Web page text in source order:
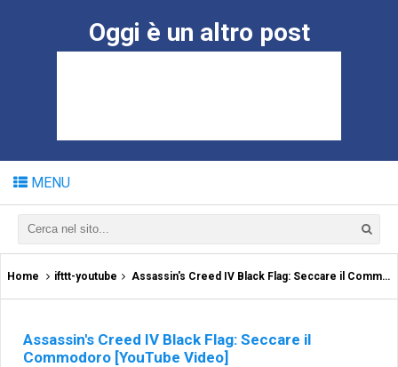
Oggi è un altro post
MENU
Home ifttt-youtube Assassin's Creed IV Black Flag: Seccare il Commodoro [YouTube Video]
Assassin's Creed IV Black Flag: Seccare il
Commodoro [YouTube Video]